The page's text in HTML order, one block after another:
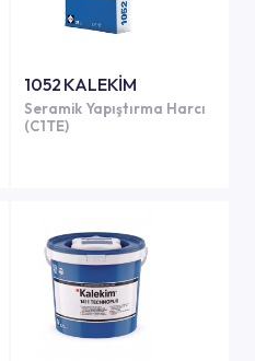
1052 KALEKİM
Seramik Yapıştırma Harcı
(C1TE)